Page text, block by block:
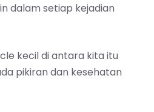
dalam setiap kejadian
kecil di antara kita itu
pikiran dan kesehatan